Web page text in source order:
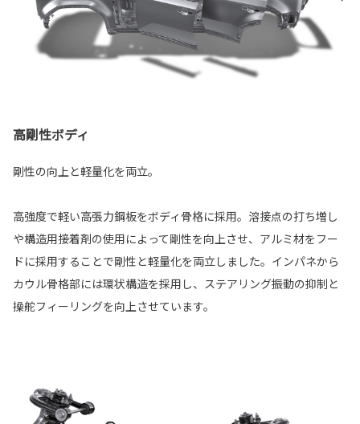
高剛性ボディ
剛性の向上と軽量化を両立。
高強度で軽い高張力鋼板をボディ骨格に採用。溶接点の打ち増し
や構造用接着剤の使用によって剛性を向上させ、アルミ材をフー
ドに採用することで剛性と軽量化を両立しました。インパネから
カウル骨格部には環状構造を採用し、ステアリング振動の抑制と
操舵フィーリングを向上させています。